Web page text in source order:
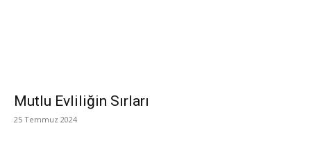
Mutlu Evliliğin Sırları
25 Temmuz 2024